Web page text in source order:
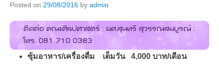
Posted on 29/08/2016 by admin
ติดต่อ คณะศิลปศาสตร์ : ผศ.สุนทรี สุวรรณสมบูรณ์ :
โทร. 081 710 0383
ซุ้มอาหาร/เครื่องดื่ม เต็มวัน 4,000 บาท/เดือน